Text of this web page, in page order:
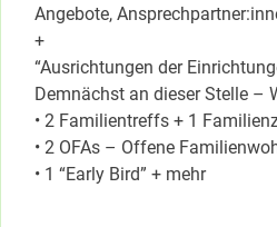
Angebote,
+
“Ausrichtungen der
Demnächst an dieser Stelle –
• 2 Familientreffs + 1
• 2 OFAs – Offene
• 1 “Early Bird” + mehr